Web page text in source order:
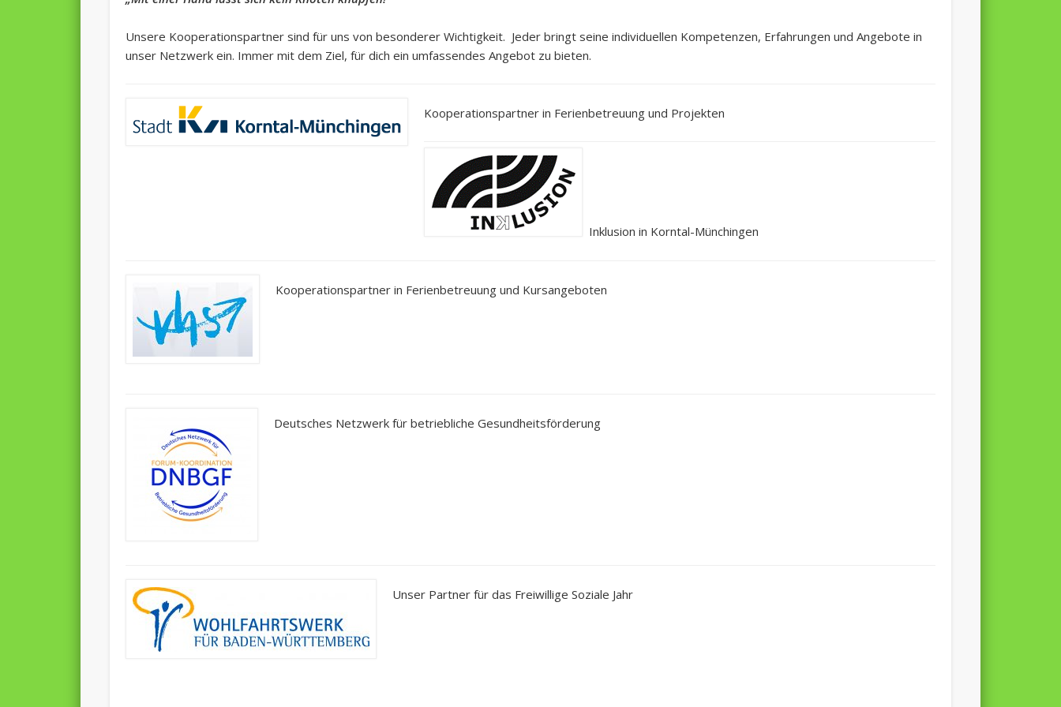
Unsere Kooperationspartner sind für uns von besonderer Wichtigkeit. Jeder bringt seine individuellen Kompetenzen, Erfahrungen und Angebote in
unser Netzwerk ein. Immer mit dem Ziel, für dich ein umfassendes Angebot zu bieten.
Kooperationspartner in Ferienbetreuung und Projekten
Inklusion in Korntal-Münchingen
Kooperationspartner in Ferienbetreuung und Kursangeboten
Deutsches Netzwerk für betriebliche Gesundheitsförderung
Unser Partner für das Freiwillige Soziale Jahr